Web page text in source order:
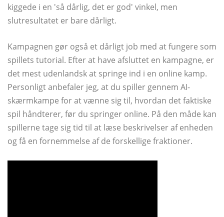
kiggede i en 'så dårlig, det er god' vinkel, men
slutresultatet er bare dårligt.
Kampagnen gør også et dårligt job med at fungere som
spillets tutorial. Efter at have afsluttet en kampagne, er
det mest udenlandsk at springe ind i en online kamp.
Personligt anbefaler jeg, at du spiller gennem AI-
skærmkampe for at vænne sig til, hvordan det faktiske
spil håndterer, før du springer online. På den måde kan
spillerne tage sig tid til at læse beskrivelser af enheden
og få en fornemmelse af de forskellige fraktioner.